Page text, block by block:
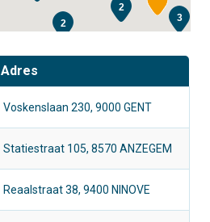
2
3
2
Adres
Voskenslaan 230, 9000 GENT
Statiestraat 105, 8570 ANZEGEM
Reaalstraat 38, 9400 NINOVE